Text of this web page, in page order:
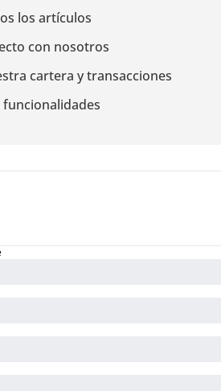
los artículos
con nosotros
cartera y transacciones
funcionalidades